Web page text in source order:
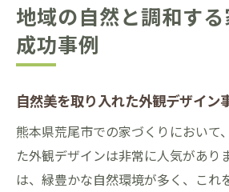
地域の自然と調和す
成功事例
自然美を取り入れた外観デザイン
熊本県荒尾市での家づくりにおいて
た外観デザインは非常に人気があり
は、緑豊かな自然環境が多く、これ